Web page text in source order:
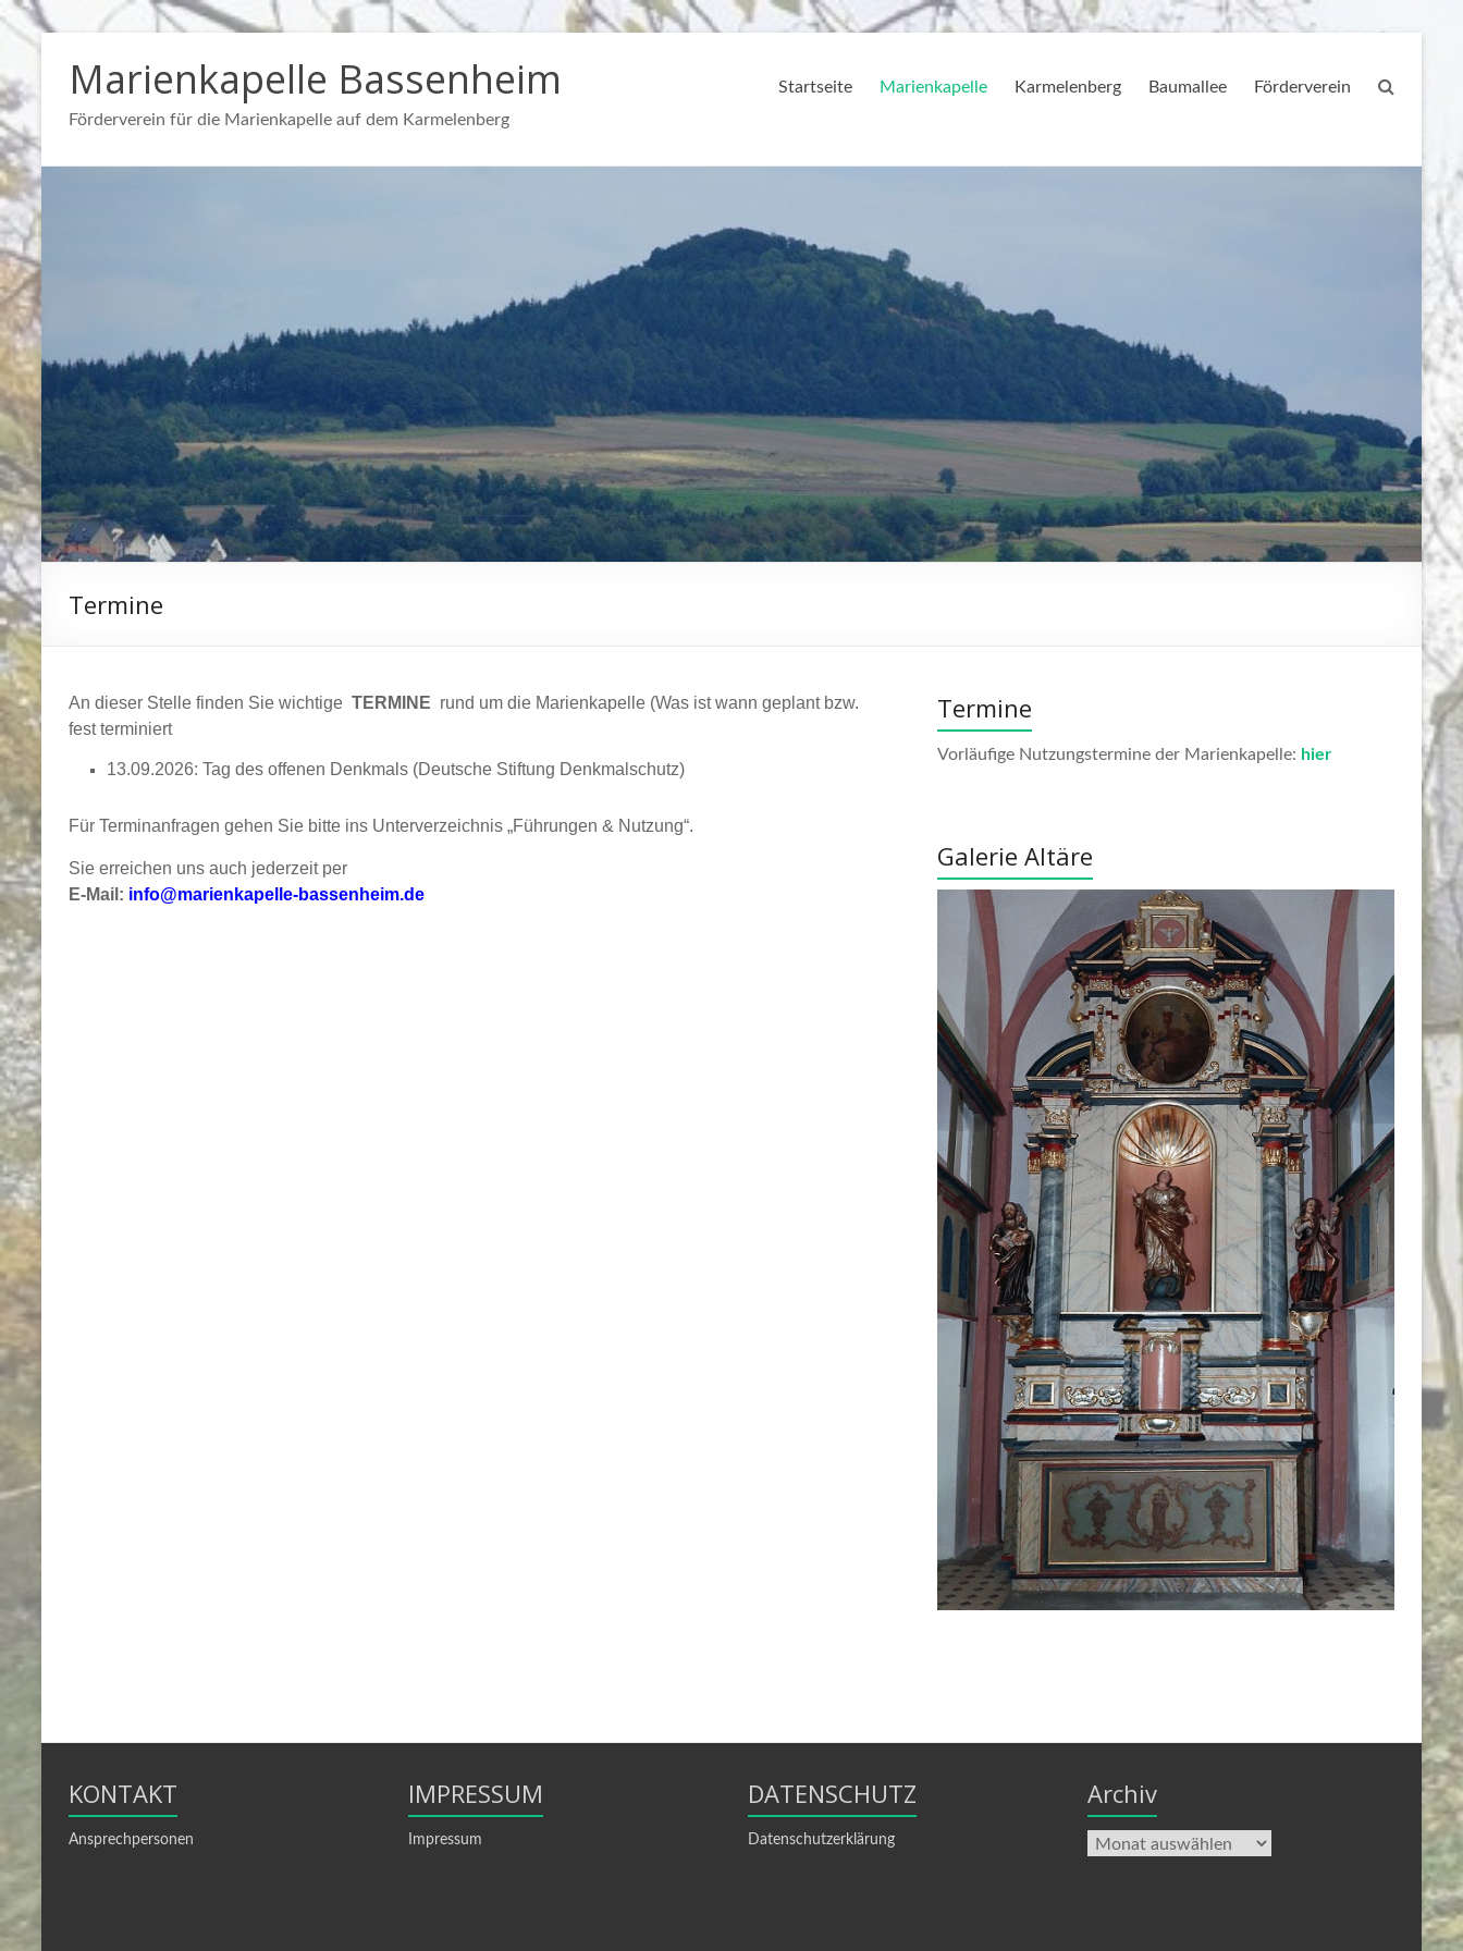
Inhalt
springenMarienkapelle Bassenheim
Förderverein für die Marienkapelle auf dem Karmelenberg
Startseite Marienkapelle Karmelenberg Baumallee Förderverein
Termine
An dieser Stelle finden Sie wichtige TERMINE rund um die Marienkapelle (Was ist wann geplant bzw.
fest terminiert
13.09.2026: Tag des offenen Denkmals (Deutsche Stiftung Denkmalschutz)
Für Terminanfragen gehen Sie bitte ins Unterverzeichnis „Führungen & Nutzung“.
Sie erreichen uns auch jederzeit per
E-Mail: info@marienkapelle-bassenheim.de
Termine
Vorläufige Nutzungstermine der Marienkapelle: hier
Galerie Altäre
KONTAKT
Ansprechpersonen
IMPRESSUM
Impressum
DATENSCHUTZ
Datenschutzerklärung
Archiv
Archiv